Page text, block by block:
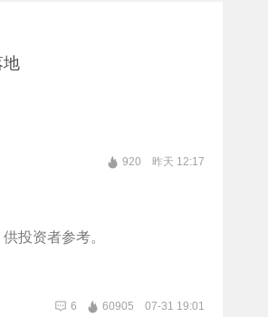
地
920 昨天 12:17
投资者参考。
6 60905 07-31 19:01